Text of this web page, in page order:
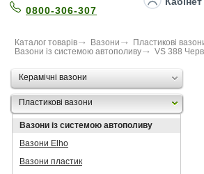
0800-306-307
Каталог товарів Вазони
Пластикові
Вазони із системою автополиву
VS 388
Керамічні вазони
Пластикові вазони
Вазони із системою автополиву
Вазони Elho
Вазони пластик